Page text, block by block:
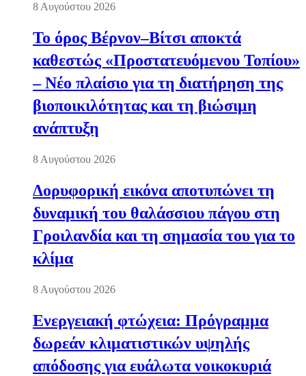
8 Αυγούστου 2026
Το όρος Βέρνον–Βίτσι αποκτά
καθεστώς «Προστατευόμενου Τοπίου»
– Νέο πλαίσιο για τη διατήρηση της
βιοποικιλότητας και τη βιώσιμη
ανάπτυξη
8 Αυγούστου 2026
Δορυφορική εικόνα αποτυπώνει τη
δυναμική του θαλάσσιου πάγου στη
Γροιλανδία και τη σημασία του για το
κλίμα
8 Αυγούστου 2026
Ενεργειακή φτώχεια: Πρόγραμμα
δωρεάν κλιματιστικών υψηλής
απόδοσης για ευάλωτα νοικοκυριά